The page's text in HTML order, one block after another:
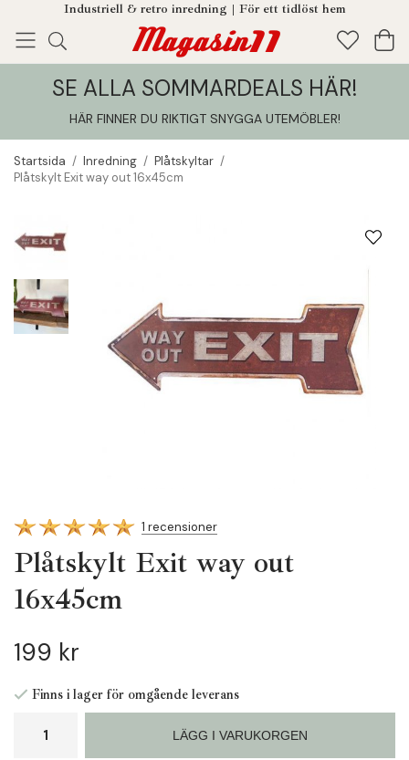
Industriell & retro inredning | För ett tidlöst hem
Enjoy! Tillagt i din varukorg
SE ALLA SOMMARDEALS HÄR!
HÄR FINNER DU RIKTIGT SNYGGA UTEMÖBLER!
Startsida / Inredning / Plåtskyltar /
Plåtskylt Exit way out 16x45cm
1 recensioner
Plåtskylt Exit way out
16x45cm
199 kr
Finns i lager för omgående leverans
LÄGG I VARUKORGEN